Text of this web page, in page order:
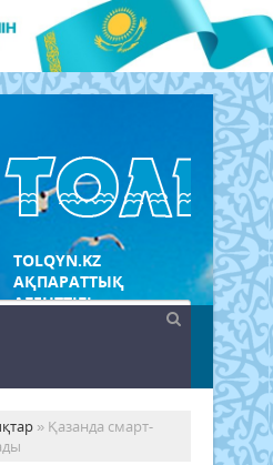
TOLQYN.KZ
АҚПАРАТТЫҚ
АГЕНТТІГІ
» Қазанда смарт-